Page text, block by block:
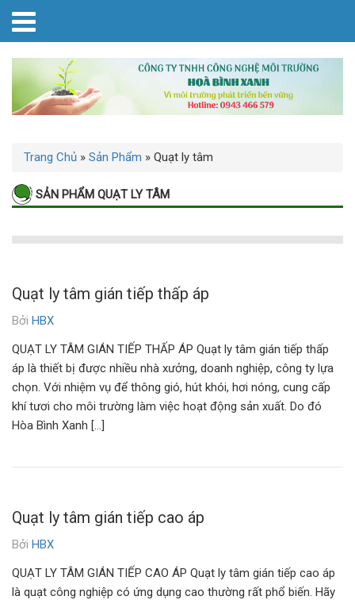
Trang Chủ » Sản Phẩm » Quạt ly tâm
SẢN PHẨM QUẠT LY TÂM
Quạt ly tâm gián tiếp thấp áp
Bởi HBX
QUẠT LY TÂM GIÁN TIẾP THẤP ÁP Quạt ly tâm gián tiếp thấp
áp là thiết bị được nhiều nhà xưởng, doanh nghiệp, công ty lựa
chọn. Với nhiệm vụ để thông gió, hút khói, hơi nóng, cung cấp
khí tươi cho môi trường làm việc hoạt động sản xuất. Do đó
Hòa Bình Xanh […]
Quạt ly tâm gián tiếp cao áp
Bởi HBX
QUẠT LY TÂM GIÁN TIẾP CAO ÁP Quạt ly tâm gián tiếp cao áp
là quạt công nghiệp có ứng dụng cao thường rất phổ biến. Hãy